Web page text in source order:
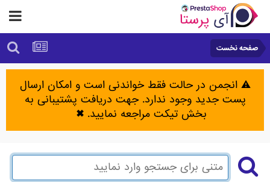
صفحه نخست
⚠️ انجمن در حالت فقط خواندنی است و امکان ارسال
پست جدید وجود ندارد. جهت دریافت پشتیبانی به
بخش تیکت مراجعه نمایید.✖